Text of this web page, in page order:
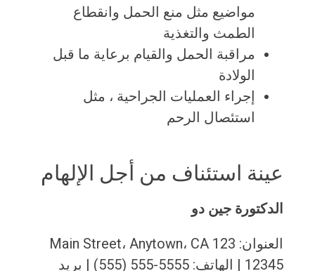
مواضيع مثل منع الحمل وانقطاع
الطمث والتغذية
مراقبة الحمل والقيام برعاية ما قبل
الولادة
إجراء العمليات الجراحية ، مثل
استئصال الرحم
عينة استئناف من أجل الإلهام
الدكتورة جين دو
العنوان: 123 Main Street، Anytown، CA
12345 | الهاتف: 5555-555 (555) | بريد